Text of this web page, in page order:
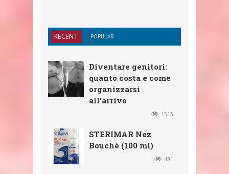
RECENT POPULAR
Diventare genitori:
quanto costa e come
organizzarsi
all’arrivo
1513
STERIMAR Nez
Bouché (100 ml)
481